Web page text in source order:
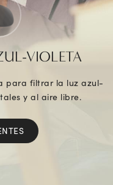
VIOLETA
para filtrar la luz azul-
y al aire libre.